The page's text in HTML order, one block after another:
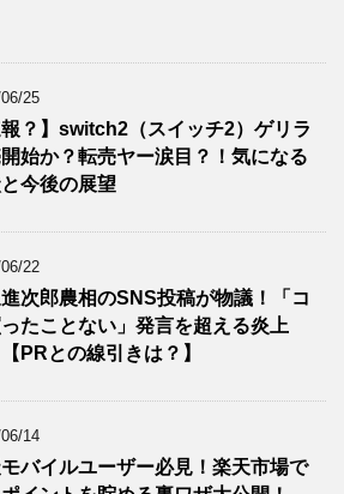
25
報？】switch2（スイッチ2）ゲリラ
始か？転売ヤー涙目？！気になる
今後の展望
22
次郎農相のSNS投稿が物議！「コ
ったことない」発言を超える炎上
PRとの線引きは？】
14
バイルユーザー必見！楽天市場で